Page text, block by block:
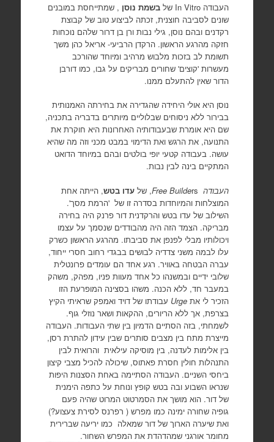
העבודה In Vitro של בשמת נוסן , שמתייחסת במובנים
שונים לסביבה חוצנית, זכתה לביצוע טוב של קבוצת
רקדנים ובהם נוסן, גילי נבות ורן בן דרור שלהם נוכחות
חזקה מהרגע הראשון. הרקדן הרביעי- אריאל כהן משך
תשומת לב בזכות מלבוש מרהיב ומיוחד שהורכב
מעשרות 'קוצים' שחורים מבריקים על גבו, כמו דורבן
הדור שאין להתעלם ממנו.
נוסן היא אולי היחידה שהגדירה את בחירתה האמנותית
בבירור ללא ניסוחים שבלוליים מיותרים בדבריה בתכניה,
שם היא אומרת שבעבודותיה האחרונות היא חוקרת את
התנועה, את הרגש ואת הדימוי במבט מכני וזה מה שהיא
עושה. בעבודה קטעי יופי בולטים ובהם במיוחד הדואט
המתקיים בינה לבין נבות.
העבודה Free Builders, של עדו בטש, הייתה אחת
המוצלחות והמיוחדות בסדרה זו של 'הרמת מסך'.
השילוב של עדו בטש והרקדנית דור פרנק היה בחירה
מבריקה. הצמד הזה היה מהבודדים שנסמך על עצמו
ויכולותיו מבלי לפנפן את סביבתו. מהרגע הראשון כשרק
עלו לבמה משני צדדיה לבושים בבגדי רחוב חסרי ייחוד,
עברה הבטחה באוויר. רגע אחד הם עומדים פרונטלית
שלובי ידיים ובמשנהו כל אחד מעוות פניו, מפהק, משהק
במעבר חד, ללא הכנה. משהו בסצינה המופרעת הזו
הזכיר לי את Urge עבודתו של דויד ואמפק שראיתי הקיץ
בצרפת, אך ללא הריורים, ההקאות ושאר נוזלי גוף.
לשמחתי, בזה הסתיים הדמיון בין שתי העבודות. העבודה
מייצרת מתח בין מצבים סותרים שבין עידון להתרת רסן,
בין אלימות לעדנה, בין מוסיקה עילאית והרואית לבין
התנהלות חולין חסרת פאתוס, שיכולה להכיל מצבי קיצון
ביחסי השניים. העבודה הסתיימה באחת הסצנות היפות
שנראו השבוע ובה בטש קופץ ונוחת על כתפה הימנית
של דור. הוא מושך את הסמרטוט המרוט שהיה פעם
גופיה שחורה ימינה כמו מפרש ( רפרנס לסירת צעצוע?)
ואת שיערה הארוך של דור שמאלה כמו יריעה שברירית
מחומר אורגני שמהדהדת את המפרש השחור.